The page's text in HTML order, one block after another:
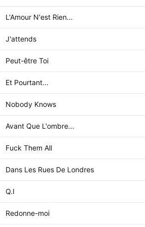
L'Amour N'est Rien...
J'attends
Peut-être Toi
Et Pourtant...
Nobody Knows
Avant Que L'ombre...
Fuck Them All
Dans Les Rues De Londres
Q.I
Redonne-moi